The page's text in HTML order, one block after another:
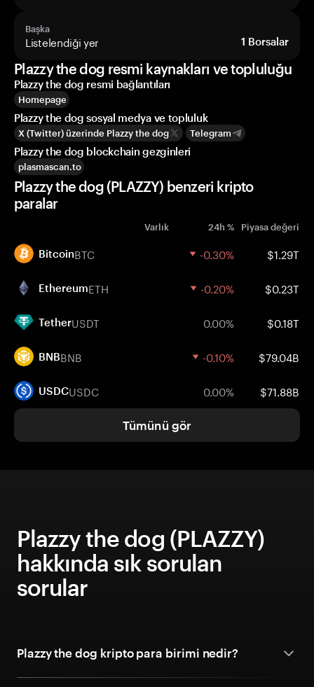
Başka
Listelendiği yer 1 Borsalar
Plazzy the dog resmi kaynakları ve topluluğu
Plazzy the dog resmi bağlantıları
Homepage
Plazzy the dog sosyal medya ve topluluk
X (Twitter) üzerinde Plazzy the dog Telegram
Plazzy the dog blockchain gezginleri
plasmascan.to
Plazzy the dog (PLAZZY) benzeri kripto
paralar
Varlık 24h % Piyasa değeri
BitcoinBTC -0.30% $1.29T
EthereumETH -0.20% $0.23T
TetherUSDT 0.00% $0.18T
BNBBNB -0.10% $79.04B
USDCUSDC 0.00% $71.88B
Tümünü gör
Plazzy the dog (PLAZZY)
hakkında sık sorulan
sorular
Plazzy the dog kripto para birimi nedir?